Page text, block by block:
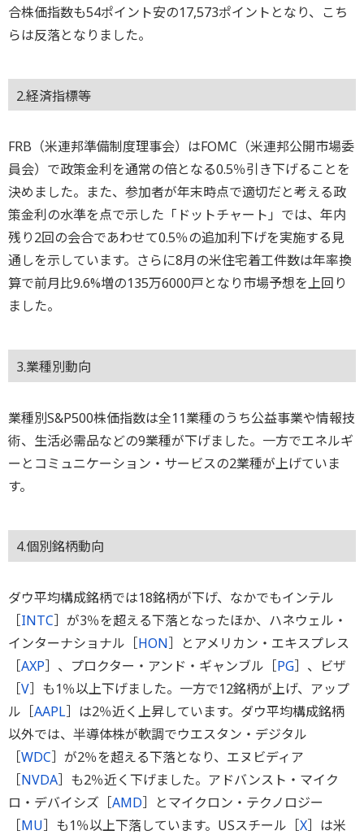
合株価指数も54ポイント安の17,573ポイントとなり、こち
らは反落となりました。
2.経済指標等
FRB（米連邦準備制度理事会）はFOMC（米連邦公開市場委
員会）で政策金利を通常の倍となる0.5％引き下げることを
決めました。また、参加者が年末時点で適切だと考える政
策金利の水準を点で示した「ドットチャート」では、年内
残り2回の会合であわせて0.5％の追加利下げを実施する見
通しを示しています。さらに8月の米住宅着工件数は年率換
算で前月比9.6%増の135万6000戸となり市場予想を上回り
ました。
3.業種別動向
業種別S&P500株価指数は全11業種のうち公益事業や情報技
術、生活必需品などの9業種が下げました。一方でエネルギ
ーとコミュニケーション・サービスの2業種が上げていま
す。
4.個別銘柄動向
ダウ平均構成銘柄では18銘柄が下げ、なかでもインテル
［INTC］が3％を超える下落となったほか、ハネウェル・
インターナショナル［HON］とアメリカン・エキスプレス
［AXP］、プロクター・アンド・ギャンブル［PG］、ビザ
［V］も1％以上下げました。一方で12銘柄が上げ、アップ
ル［AAPL］は2％近く上昇しています。ダウ平均構成銘柄
以外では、半導体株が軟調でウエスタン・デジタル
［WDC］が2％を超える下落となり、エヌビディア
［NVDA］も2％近く下げました。アドバンスト・マイク
ロ・デバイシズ［AMD］とマイクロン・テクノロジー
［MU］も1％以上下落しています。USスチール［X］は米